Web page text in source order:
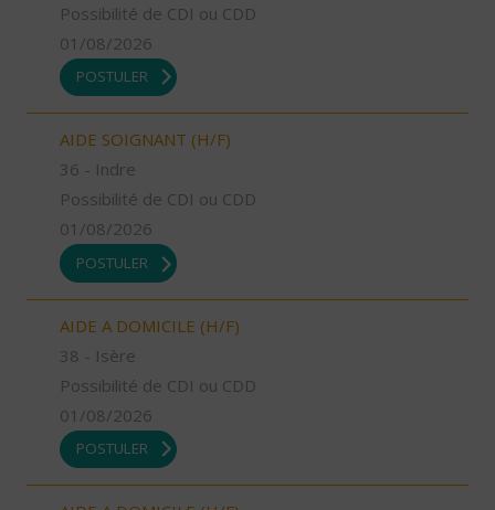
Possibilité de CDI ou CDD
01/08/2026
POSTULER
AIDE SOIGNANT (H/F)
36 - Indre
Possibilité de CDI ou CDD
01/08/2026
POSTULER
AIDE A DOMICILE (H/F)
38 - Isère
Possibilité de CDI ou CDD
01/08/2026
POSTULER